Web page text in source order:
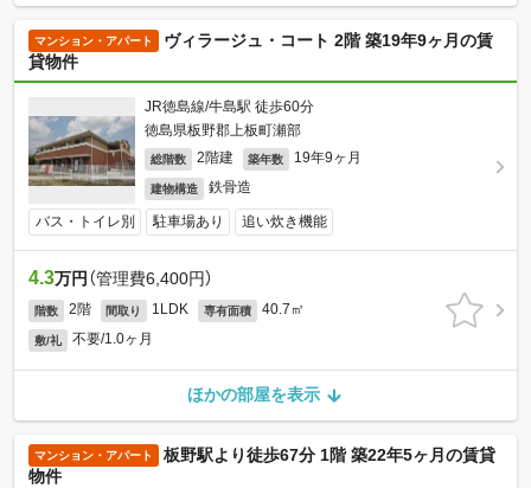
マンション・アパート
ヴィラージュ・コート 2階 築19年9ヶ月の賃
貸物件
JR徳島線/牛島駅 徒歩60分
徳島県板野郡上板町瀬部
総階数 2階建 築年数 19年9ヶ月
建物構造 鉄骨造
バス・トイレ別 駐車場あり 追い炊き機能
4.3万円 （管理費6,400円）
階数 2階 間取り 1LDK 専有面積 40.7㎡
敷/礼 不要/1.0ヶ月
ほかの部屋を表示
マンション・アパート
板野駅より徒歩67分 1階 築22年5ヶ月の賃貸
物件